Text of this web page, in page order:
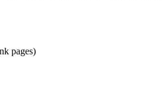
pages)